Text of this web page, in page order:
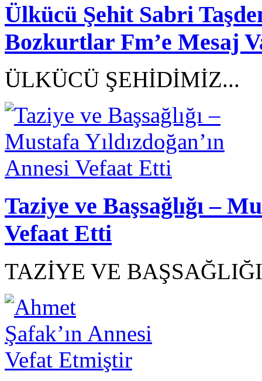
Ülkücü Şehit Sabri
Bozkurtlar Fm’e Mesaj
ÜLKÜCÜ ŞEHİDİMİZ...
Taziye ve Başsağlığı –
Vefaat Etti
TAZİYE VE